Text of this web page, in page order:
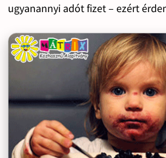
ugyanannyi adót fizet – ezért